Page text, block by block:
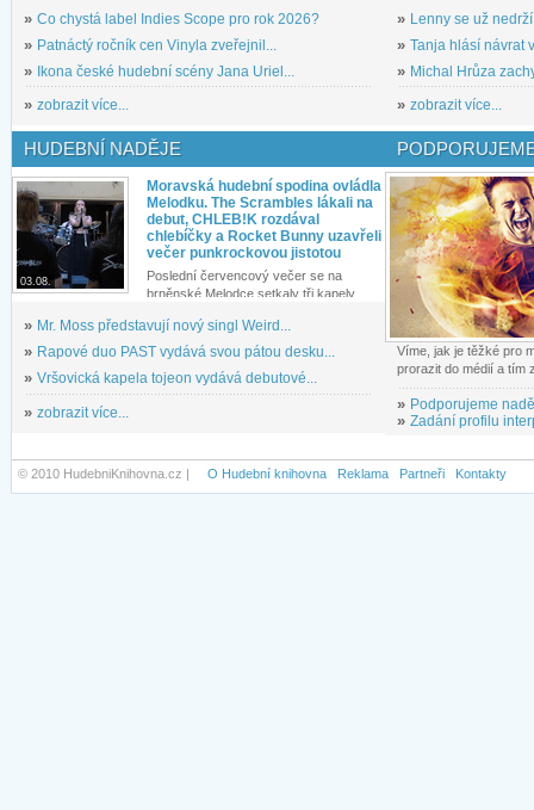
» Co chystá label Indies Scope pro rok 2026?
» Patnáctý ročník cen Vinyla zveřejnil...
» Ikona české hudební scény Jana Uriel...
» zobrazit více...
» Lenny se už
» Tanja hlásí návrat
» Michal Hrůza
» zobrazit více...
HUDEBNÍ NADĚJE
03.08.
Moravská hudební spodina ovládla
Melodku. The Scrambles lákali na
debut, CHLEB!K rozdával
chlebíčky a Rocket Bunny uzavřeli
večer punkrockovou jistotou
Poslední červencový večer se na
brněnské Melodce setkaly tři kapely...
» Mr. Moss představují nový singl Weird...
» Rapové duo PAST vydává svou pátou desku...
» Vršovická kapela tojeon vydává debutové...
» zobrazit více...
Víme, jak je těžké pro
prorazit do médií a tím
» Podporujeme
» Zadání profilu
© 2010 HudebniKnihovna.cz | O Hudební knihovna Reklama Partneři Kontakty